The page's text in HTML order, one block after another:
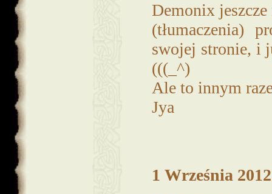
Demonix
(tłumaczenia)
swojej stronie, i
(((_^)
Ale to innym
Jya
1 Września